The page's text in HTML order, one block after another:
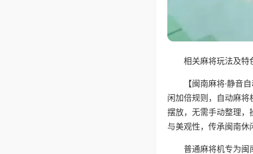
相关麻将玩法及特
【闽南麻将·静音
闲加倍规则，自动麻
摆放，无需手动整理，
与美观性，传承闽南休
普通麻将机专为闽